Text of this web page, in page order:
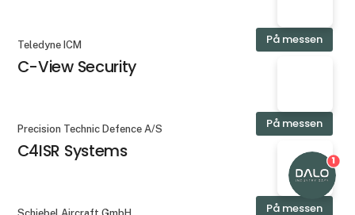
På messen
Teledyne ICM
C-View Security
På messen
Precision Technic Defence A/S
C4ISR Systems
På messen
1